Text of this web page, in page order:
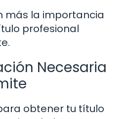
más la importancia
profesional
Necesaria
obtener tu título